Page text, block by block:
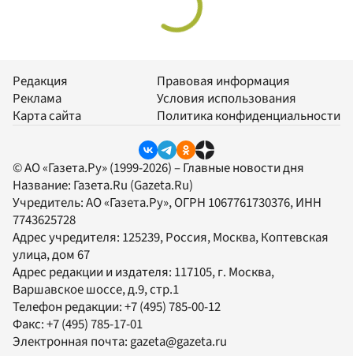
Редакция
Реклама
Карта сайта
Правовая информация
Условия использования
Политика конфиденциальности
© АО «Газета.Ру» (1999-2026) – Главные новости дня
Название: Газета.Ru (Gazeta.Ru)
Учредитель:АО «Газета.Ру», ОГРН 1067761730376, ИНН
7743625728
Адрес учредителя: 125239, Россия, Москва, Коптевская
улица, дом 67
Адрес редакции и издателя: 117105, г. Москва,
Варшавское шоссе, д.9, стр.1
Телефон редакции:+7 (495) 785-00-12
Факс:+7 (495) 785-17-01
Электронная почта:gazeta@gazeta.ru